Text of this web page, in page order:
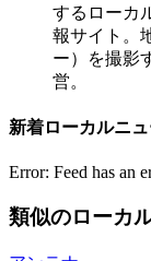
するローカ
報サイト。
ー）を撮影
営。
新着ローカルニ
Error: Feed has an
類似のローカ